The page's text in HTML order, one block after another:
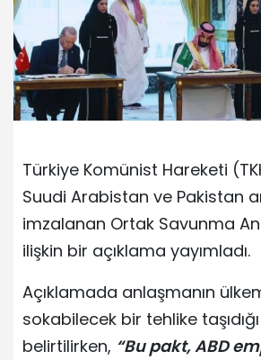
Türkiye Komünist Hareketi
Suudi Arabistan ve Pakistan
imzalanan Ortak Savunma
ilişkin bir açıklama yayımladı.
Açıklamada anlaşmanın
sokabilecek bir tehlike taşıdığı
belirtilirken, “Bu pakt, ABD